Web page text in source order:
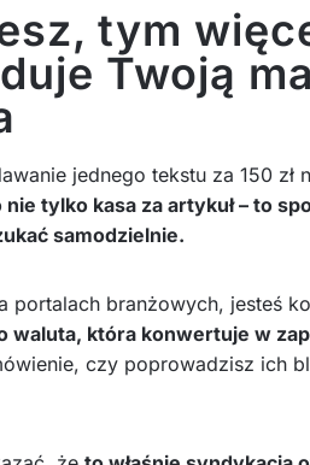
tym
Twoją
jednego tekstu za 150 zł
tylko kasa za artykuł – to
samodzielnie.
portalach branżowych, jesteś
waluta, która konwertuje w
czy poprowadzisz ich